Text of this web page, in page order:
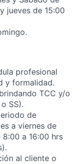
jueves de 15:00
profesional
y formalidad.
TCC y/o
SS).
de
a viernes de
8:00 a 16:00 hrs
al cliente o